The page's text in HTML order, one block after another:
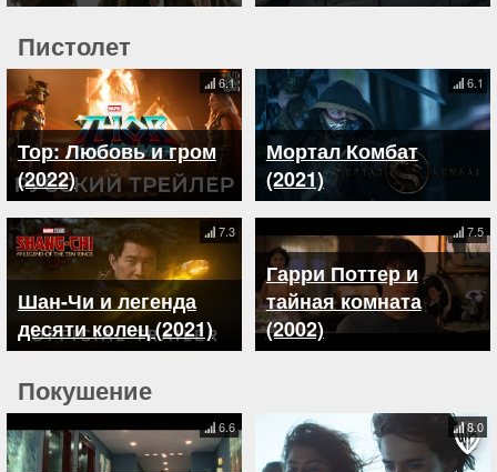
Пистолет
Тор: Любовь и гром
(2022)
6.1
Мортал Комбат
(2021)
6.1
Шан-Чи и легенда
десяти колец (2021)
7.3
Гарри Поттер и
тайная комната
(2002)
7.5
Покушение
6.6 8.0